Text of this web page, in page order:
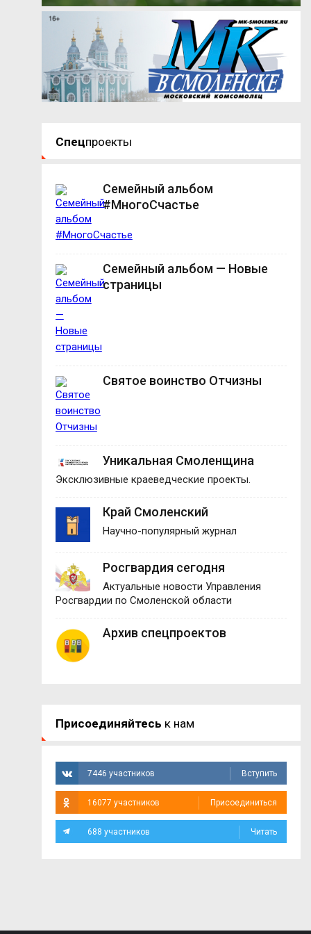
Спецпроекты
Семейный альбом
#МногоСчастье
Семейный альбом — Новые
страницы
Святое воинство Отчизны
Уникальная Смоленщина
Эксклюзивные краеведческие проекты.
Край Смоленский
Научно-популярный журнал
Росгвардия сегодня
Актуальные новости Управления
Росгвардии по Смоленской области
Архив спецпроектов
Присоединяйтесь к нам
7446 участников Вступить
16077 участников Присоединиться
688 участников Читать